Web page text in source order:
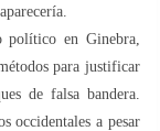
político en Ginebra,
para justificar
de falsa bandera.
occidentales a pesar